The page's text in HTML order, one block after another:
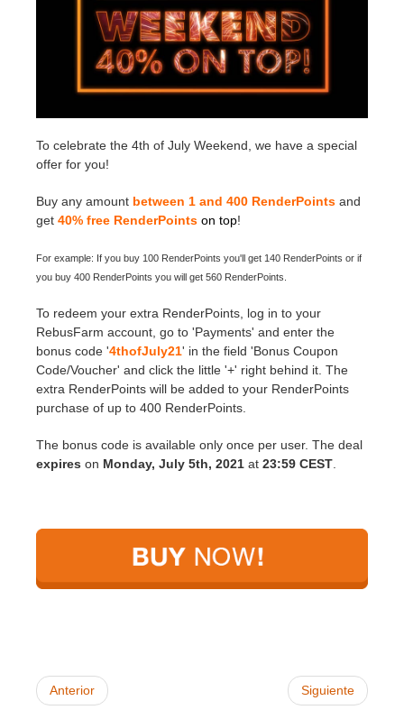
Historial de pagos
Envío de trabajo de SketchUp
Envío de trabajo de Rhino
Maxwell
Softimage
SketchUp
Rhino
To celebrate the 4th of July Weekend, we have a special
offer for you!
Buy any amount between 1 and 400 RenderPoints and
get 40% free RenderPoints on top!
For example: If you buy 100 RenderPoints you'll get 140 RenderPoints or if
you buy 400 RenderPoints you will get 560 RenderPoints.
To redeem your extra RenderPoints, log in to your
RebusFarm account, go to 'Payments' and enter the
bonus code '4thofJuly21' in the field 'Bonus Coupon
Code/Voucher' and click the little '+' right behind it. The
extra RenderPoints will be added to your RenderPoints
purchase of up to 400 RenderPoints.
The bonus code is available only once per user. The deal
expires on Monday, July 5th, 2021 at 23:59 CEST
Anterior Siguiente